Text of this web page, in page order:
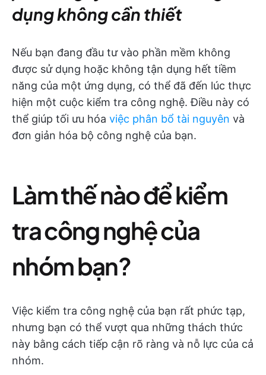
dụng không cần thiết
Nếu bạn đang đầu tư vào phần mềm không
được sử dụng hoặc không tận dụng hết tiềm
năng của một ứng dụng, có thể đã đến lúc thực
hiện một cuộc kiểm tra công nghệ. Điều này có
thể giúp tối ưu hóa việc phân bổ tài nguyên và
đơn giản hóa bộ công nghệ của bạn.
Làm thế nào để kiểm
tra công nghệ của
nhóm bạn?
Việc kiểm tra công nghệ của bạn rất phức tạp,
nhưng bạn có thể vượt qua những thách thức
này bằng cách tiếp cận rõ ràng và nỗ lực của cả
nhóm.